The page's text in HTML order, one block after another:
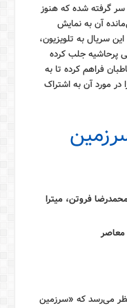
گرفته شده که هنوز
آن به نمایش
سریال به تلویزیون،
پرحاشیه جلب کرده
فراهم کرده تا به
در مورد آن به اشتراک
فروتن، میترا
معاصر
می‌رسد که «سرزمین